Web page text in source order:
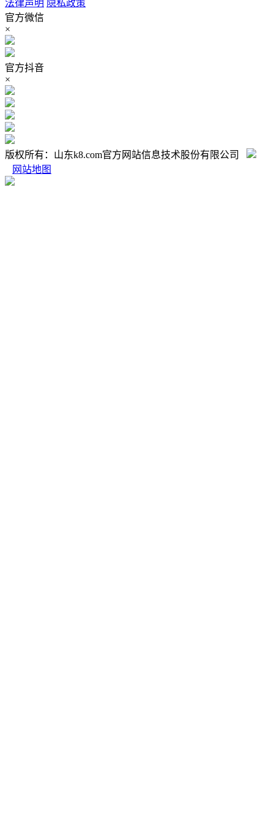
法律声明 隐私政策
官方微信
×
官方抖音
×
版权所有：山东k8.com官方网站信息技术股份有限公司
网站地图